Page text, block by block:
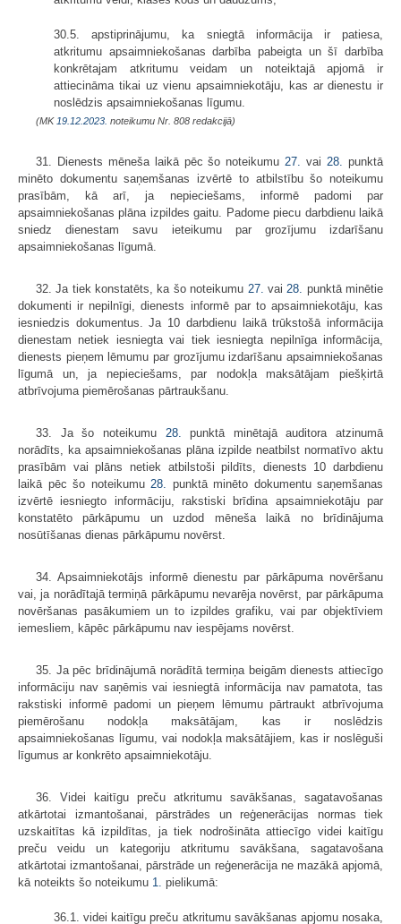
30.5. apstiprinājumu, ka sniegtā informācija ir patiesa,
atkritumu apsaimniekošanas darbība pabeigta un šī darbība
konkrētajam atkritumu veidam un noteiktajā apjomā ir
attiecināma tikai uz vienu apsaimniekotāju, kas ar dienestu ir
noslēdzis apsaimniekošanas līgumu.
(MK 19.12.2023. noteikumu Nr. 808 redakcijā)
31. Dienests mēneša laikā pēc šo noteikumu27.vai28. punktā
minēto dokumentu saņemšanas izvērtē to atbilstību šo noteikumu
prasībām, kā arī, ja nepieciešams, informē padomi par
apsaimniekošanas plāna izpildes gaitu. Padome piecu darbdienu laikā
sniedz dienestam savu ieteikumu par grozījumu izdarīšanu
apsaimniekošanas līgumā.
32. Ja tiek konstatēts, ka šo noteikumu 27. vai28. punktā minētie
dokumenti ir nepilnīgi, dienests informē par to apsaimniekotāju, kas
iesniedzis dokumentus. Ja 10 darbdienu laikā trūkstošā informācija
dienestam netiek iesniegta vai tiek iesniegta nepilnīga informācija,
dienests pieņem lēmumu par grozījumu izdarīšanu apsaimniekošanas
līgumā un, ja nepieciešams, par nodokļa maksātājam piešķirtā
atbrīvojuma piemērošanas pārtraukšanu.
33. Ja šo noteikumu 28. punktā minētajā auditora atzinumā
norādīts, ka apsaimniekošanas plāna izpilde neatbilst normatīvo aktu
prasībām vai plāns netiek atbilstoši pildīts, dienests 10 darbdienu
laikā pēc šo noteikumu 28. punktā minēto dokumentu saņemšanas
izvērtē iesniegto informāciju, rakstiski brīdina apsaimniekotāju par
konstatēto pārkāpumu un uzdod mēneša laikā no brīdinājuma
nosūtīšanas dienas pārkāpumu novērst.
34. Apsaimniekotājs informē dienestu par pārkāpuma novēršanu
vai, ja norādītajā termiņā pārkāpumu nevarēja novērst, par pārkāpuma
novēršanas pasākumiem un to izpildes grafiku, vai par objektīviem
iemesliem, kāpēc pārkāpumu nav iespējams novērst.
35. Ja pēc brīdinājumā norādītā termiņa beigām dienests attiecīgo
informāciju nav saņēmis vai iesniegtā informācija nav pamatota, tas
rakstiski informē padomi un pieņem lēmumu pārtraukt atbrīvojuma
piemērošanu nodokļa maksātājam, kas ir noslēdzis
apsaimniekošanas līgumu, vai nodokļa maksātājiem, kas ir noslēguši
līgumus ar konkrēto apsaimniekotāju.
36. Videi kaitīgu preču atkritumu savākšanas, sagatavošanas
atkārtotai izmantošanai, pārstrādes un reģenerācijas normas tiek
uzskaitītas kā izpildītas, ja tiek nodrošināta attiecīgo videi kaitīgu
preču veidu un kategoriju atkritumu savākšana, sagatavošana
atkārtotai izmantošanai, pārstrāde un reģenerācija ne mazākā apjomā,
kā noteikts šo noteikumu 1. pielikumā:
36.1. videi kaitīgu preču atkritumu savākšanas apjomu nosaka,